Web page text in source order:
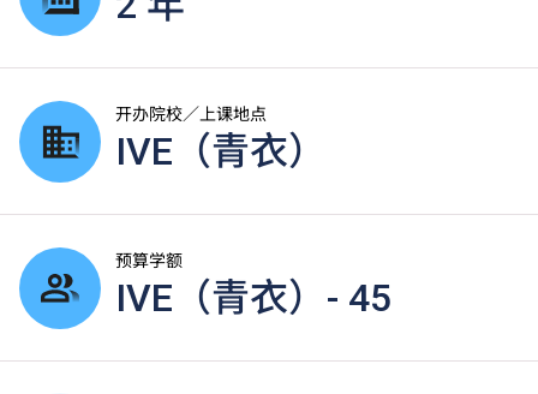
开办院校／上课地点
IVE（青衣）
预算学额
IVE（青衣）- 45